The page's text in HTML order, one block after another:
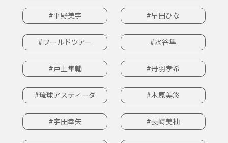
#平野美宇 #早田ひな
#ワールドツアー #水谷隼
#戸上隼輔 #丹羽孝希
#琉球アスティーダ #木原美悠
#宇田幸矢 #長﨑美柚